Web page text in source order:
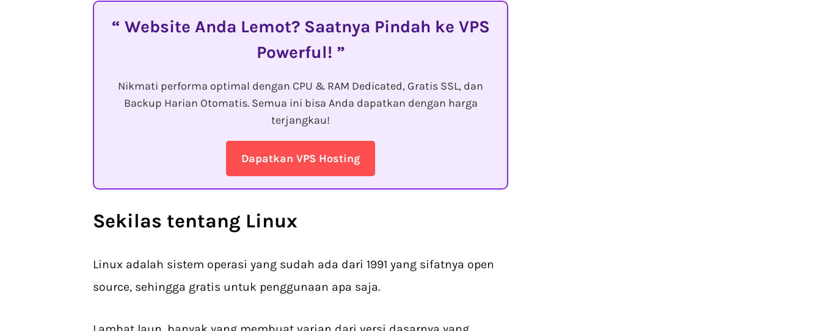
Website Anda Lemot? Saatnya Pindah ke VPS
Powerful!
Nikmati performa optimal dengan CPU & RAM Dedicated, Gratis SSL, dan
Backup Harian Otomatis. Semua ini bisa Anda dapatkan dengan harga
terjangkau!
Dapatkan VPS Hosting
Sekilas tentang Linux
Linux adalah sistem operasi yang sudah ada dari 1991 yang sifatnya open
source, sehingga gratis untuk penggunaan apa saja.